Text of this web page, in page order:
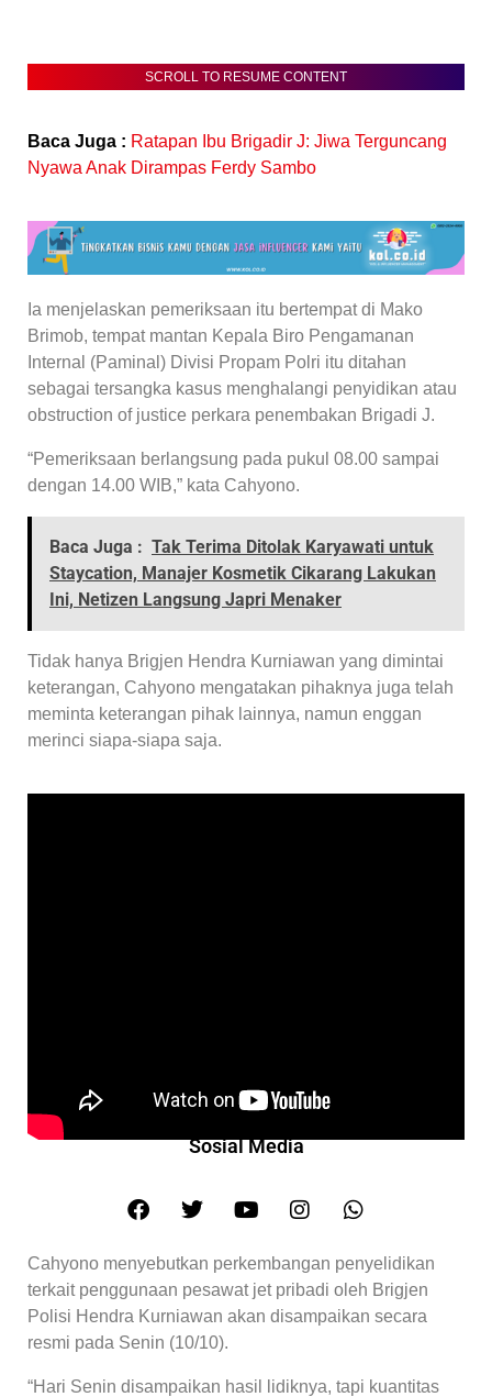
SCROLL TO RESUME CONTENT
Baca Juga : Ratapan Ibu Brigadir J: Jiwa Terguncang
Nyawa Anak Dirampas Ferdy Sambo
Ia menjelaskan pemeriksaan itu bertempat di Mako
Brimob, tempat mantan Kepala Biro Pengamanan
Internal (Paminal) Divisi Propam Polri itu ditahan
sebagai tersangka kasus menghalangi penyidikan atau
obstruction of justice perkara penembakan Brigadi J.
“Pemeriksaan berlangsung pada pukul 08.00 sampai
dengan 14.00 WIB,” kata Cahyono.
Baca Juga : Tak Terima Ditolak Karyawati untuk
Staycation, Manajer Kosmetik Cikarang Lakukan
Ini, Netizen Langsung Japri Menaker
Tidak hanya Brigjen Hendra Kurniawan yang dimintai
keterangan, Cahyono mengatakan pihaknya juga telah
meminta keterangan pihak lainnya, namun enggan
merinci siapa-siapa saja.
Sosial Media
Cahyono menyebutkan perkembangan penyelidikan
terkait penggunaan pesawat jet pribadi oleh Brigjen
Polisi Hendra Kurniawan akan disampaikan secara
resmi pada Senin (10/10).
“Hari Senin disampaikan hasil lidiknya, tapi kuantitas